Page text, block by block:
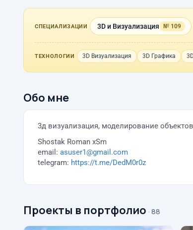
СПЕЦИАЛИЗАЦИИ 3D и Визуализация № 109
ТЕХНОЛОГИИ 3D Визуализация 3D Графика
Обо мне
3д визуализация, моделирование
Shostak Roman xSm
email: asuser1@gmail.com
telegram: https://t.me/DedM0r0z
Проекты в портфолио · 88